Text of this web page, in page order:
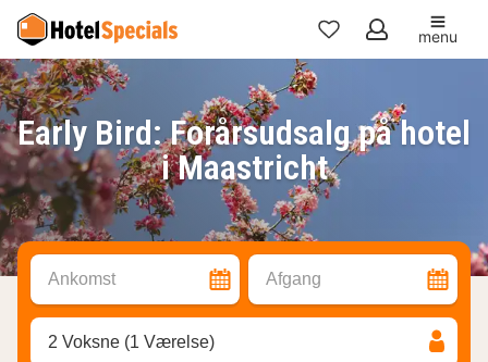
Mine
favoritter
menu
Early Bird: Forårsudsalg på hotel
i Maastricht
Ankomst Afgang
2 Voksne (1 Værelse)